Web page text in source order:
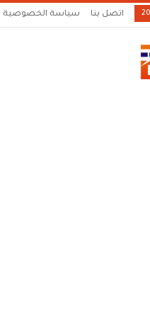
اتصل بنا سياسة الخصوصية